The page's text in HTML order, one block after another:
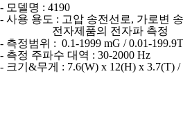
- 모델명 : 4190
- 사용 용도 : 고압 송전선로, 가로변
전자제품의 전자파 측정
- 측정범위 : 0.1-1999 mG / 0.01-199.9T
- 측정 주파수 대역 : 30-2000 Hz
- 크기&무게 : 7.6(W) x 12(H) x 3.7(T) /